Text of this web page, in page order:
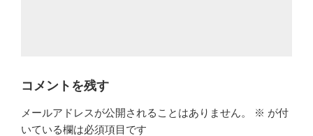
コメントを残す
メールアドレスが公開されることはありません。 ※ が付
いている欄は必須項目です